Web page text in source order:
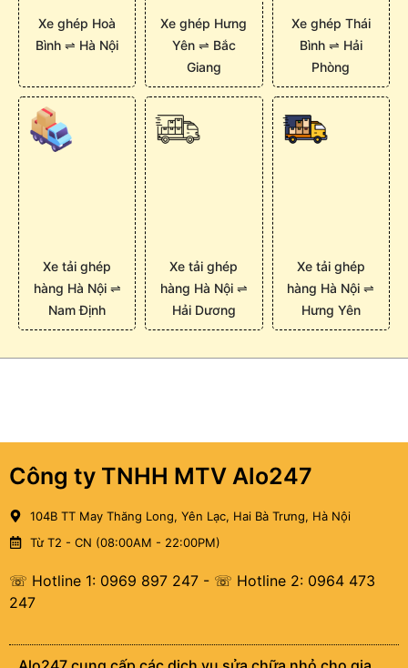
Xe ghép Hoà
Bình ⇌ Hà Nội
Xe ghép Hưng
Yên ⇌ Bắc
Giang
Xe ghép Thái
Bình ⇌ Hải
Phòng
Xe tải ghép
hàng Hà Nội ⇌
Nam Định
Xe tải ghép
hàng Hà Nội ⇌
Hải Dương
Xe tải ghép
hàng Hà Nội ⇌
Hưng Yên
Công ty TNHH MTV Alo247
104B TT May Thăng Long, Yên Lạc, Hai Bà Trưng, Hà Nội
Từ T2 - CN (08:00AM - 22:00PM)
☏ Hotline 1: 0969 897 247 - ☏ Hotline 2: 0964 473
247